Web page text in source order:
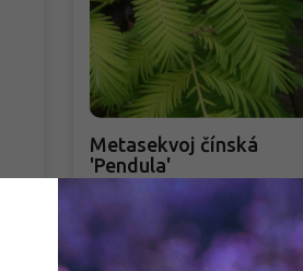
Metasekvoj čínská
'Pendula'
Metasequoia
'Pendula'
Skladem - přeprava naším autem